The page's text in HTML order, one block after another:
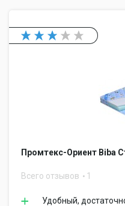
Промтекс-Ориент Biba
Всего отзывов 1
Удобный,